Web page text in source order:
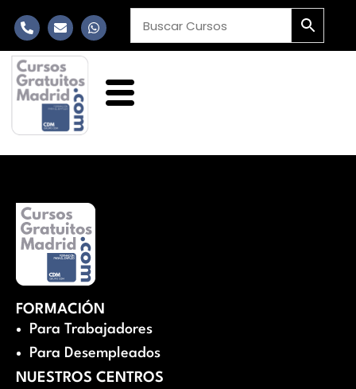
FORMACIÓN
Para Trabajadores
Para Desempleados
NUESTROS CENTROS